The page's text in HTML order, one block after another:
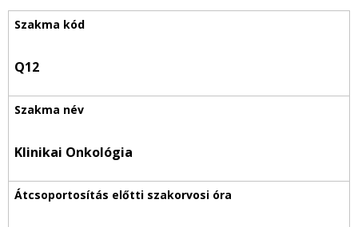
Q12
Klinikai Onkológia